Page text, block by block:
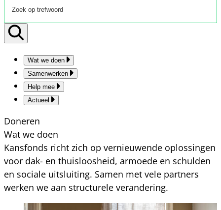
Wat we doen
Samenwerken
Help mee
Actueel
Doneren
Wat we doen
Kansfonds richt zich op vernieuwende oplossingen
voor dak- en thuisloosheid, armoede en schulden
en sociale uitsluiting. Samen met vele partners
werken we aan structurele verandering.